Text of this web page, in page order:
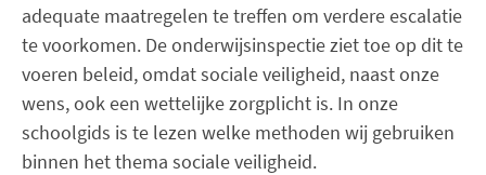
adequate maatregelen te treffen om verdere escalatie
te voorkomen. De onderwijsinspectie ziet toe op dit te
voeren beleid, omdat sociale veiligheid, naast onze
wens, ook een wettelijke zorgplicht is. In onze
schoolgids is te lezen welke methoden wij gebruiken
binnen het thema sociale veiligheid.